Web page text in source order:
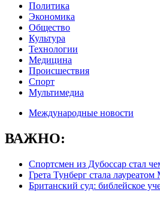
Политика
Экономика
Общество
Культура
Технологии
Медицина
Происшествия
Спорт
Мультимедиа
Международные новости
ВАЖНО:
Спортсмен из Дубоссар стал
Грета Тунберг стала
Британский суд: библейское